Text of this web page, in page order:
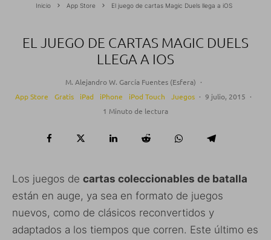
Inicio App Store El juego de cartas Magic Duels llega a iOS
EL JUEGO DE CARTAS MAGIC DUELS
LLEGA A IOS
M. Alejandro W. García Fuentes (Esfera) ·
App Store
Gratis iPad iPhone iPod Touch Juegos · 9 julio, 2015 ·
1 Minuto de lectura
Los juegos de cartas coleccionables de batalla
están en auge, ya sea en formato de juegos
nuevos, como de clásicos reconvertidos y
adaptados a los tiempos que corren. Este último es